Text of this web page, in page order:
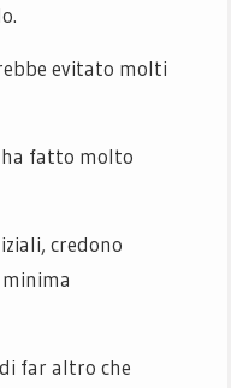
evitato molti
ha fatto molto
credono
far altro che